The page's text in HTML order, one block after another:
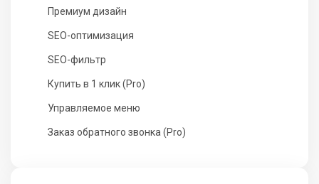
Премиум дизайн
SEO-оптимизация
SEO-фильтр
Купить в 1 клик (Pro)
Управляемое меню
Заказ обратного звонка (Pro)